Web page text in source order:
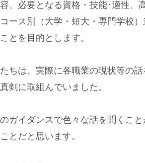
、必要となる資格・技能･適性、
ース別（大学・短大・専門学校
とを目的とします。
ちは、実際に各職業の現状等の
剣に取組んでいました。
ガイダンスで色々な話を聞くこ
とだと思います。